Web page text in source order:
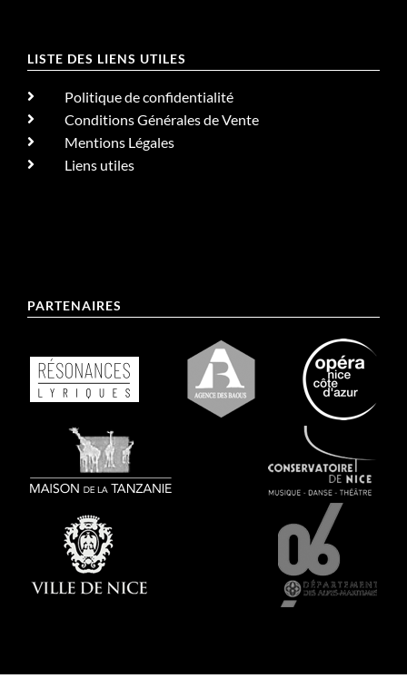
LISTE DES LIENS UTILES
Politique de confidentialité
Conditions Générales de Vente
Mentions Légales
Liens utiles
PARTENAIRES